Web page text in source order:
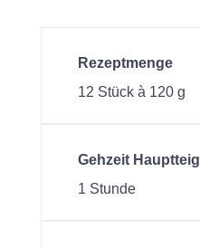
Rezeptmenge
12 Stück à 120 g
Gehzeit Hauptteig
1 Stunde